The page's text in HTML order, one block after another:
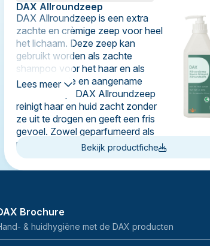
DAX Allroundzeep
DAX Allroundzeep is een extra
zachte en crèmige zeep voor heel
het lichaam. Deze zeep kan
gebruikt worden als zachte
shampoo voor het haar en als
verzachtende en aangename
douchezeep. DAX Allroundzeep
reinigt haar en huid zacht zonder
ze uit te drogen en geeft een fris
gevoel. Zowel geparfumeerd als
niet-geparfumeerd beschikbaar.
Lees meer
Bekijk productfiche
Brochure
& huidhygiëne met de DAX producten